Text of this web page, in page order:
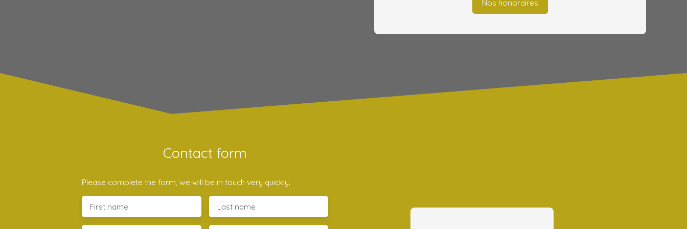
Nos honoraires
Contact form
Please complete the form, we will be in touch very quickly.
First name Last name